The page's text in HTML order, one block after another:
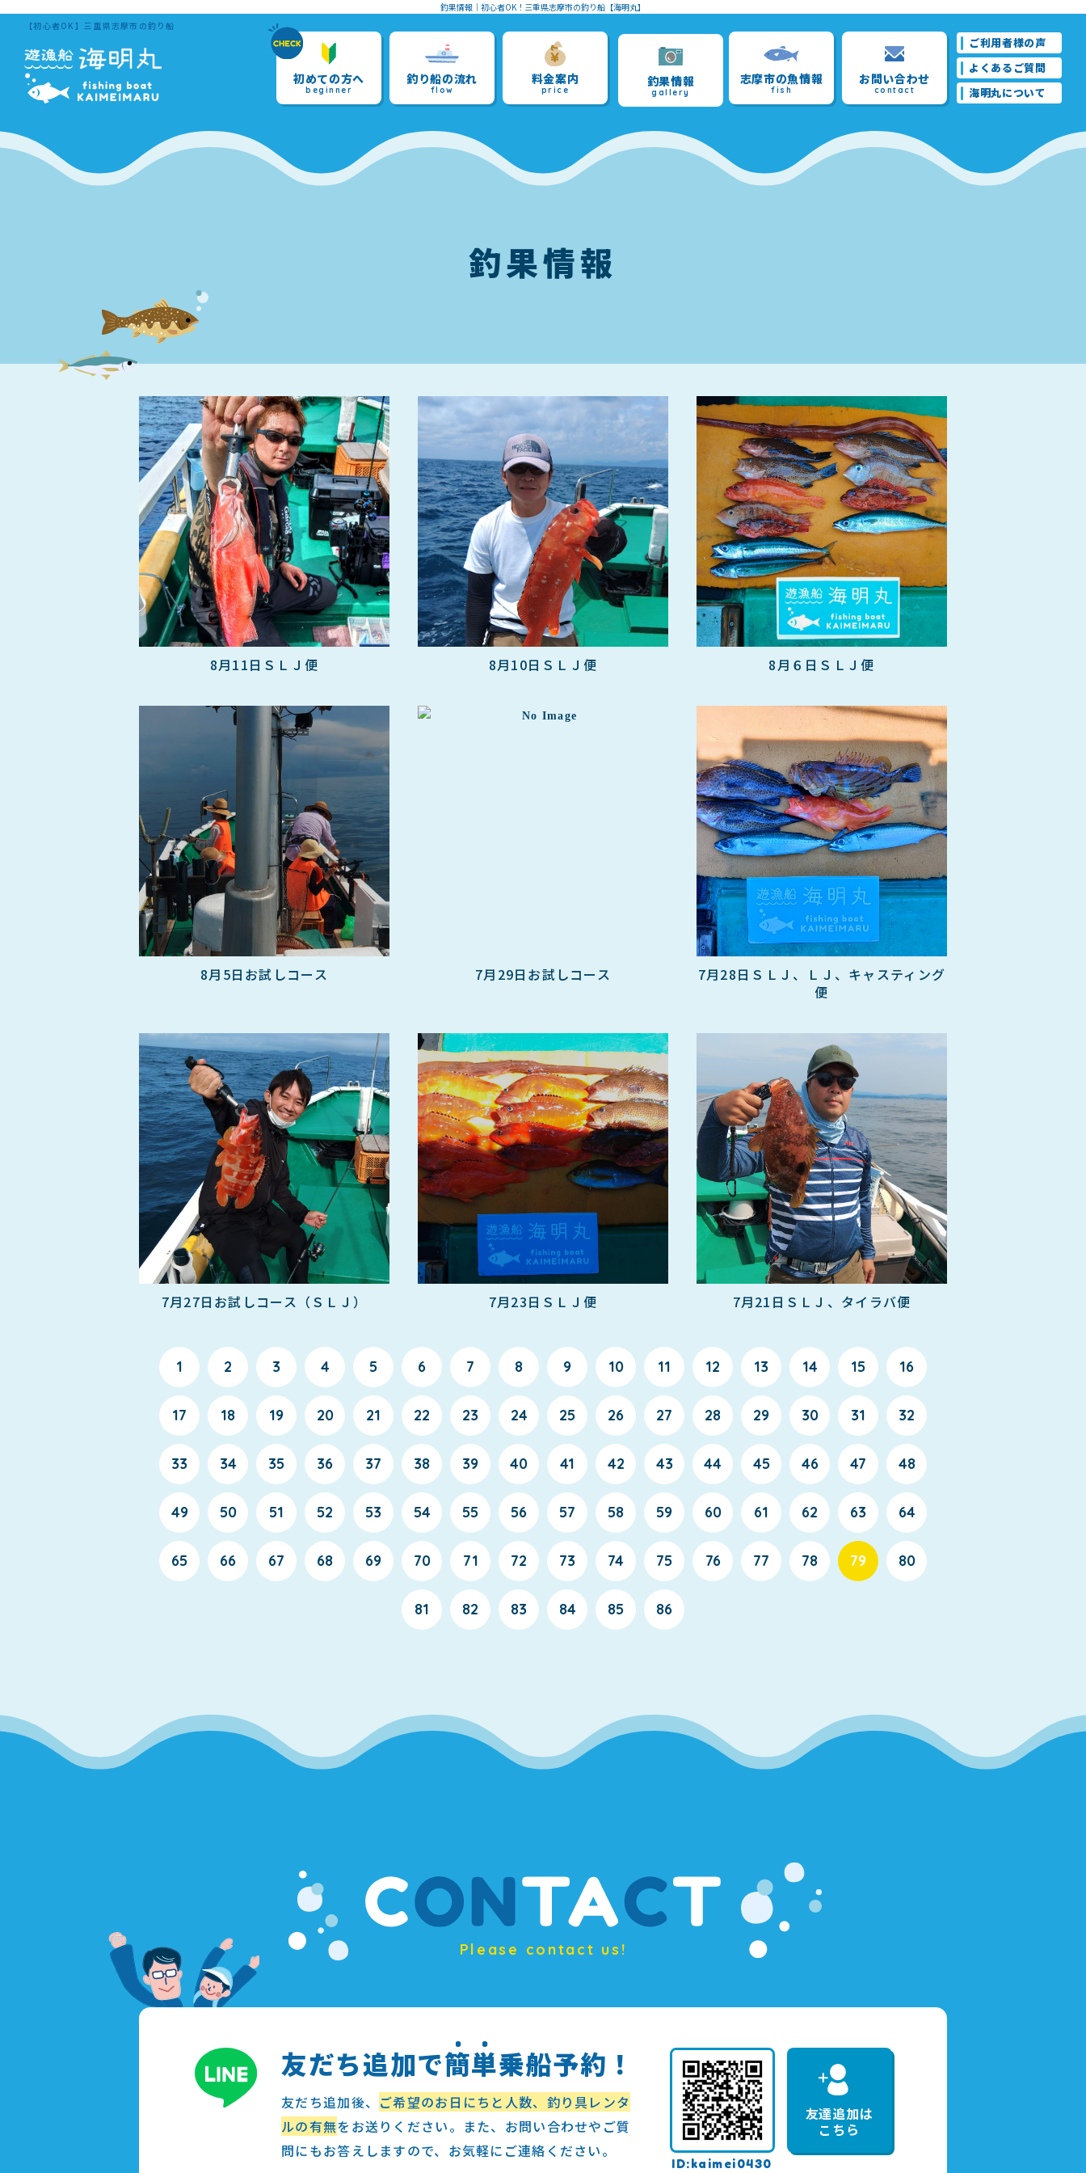
釣果情報 ｜初心者OK！三重県志摩市の釣り船【海明丸】
【初心者OK】三重県志摩市の釣り船
初めての方へ
beginner
釣り船の流れ
flow
料金案内
price
釣果情報
gallery
志摩市の魚情報
fish
お問い合わせ
contact
ご利用者様の声
よくあるご質問
海明丸について
釣果情報
8月11日ＳＬＪ便 8月10日ＳＬＪ便 8月６日ＳＬＪ便
8月5日お試しコース 7月29日お試しコース
7月28日ＳＬＪ、ＬＪ、キャスティング
便
7月27日お試しコース（ＳＬＪ） 7月23日ＳＬＪ便 7月21日ＳＬＪ、タイラバ便
1 2 3 4 5 6 7 8 9 10 11 12 13 14 15 16
17 18 19 20 21 22 23 24 25 26 27 28 29 30 31 32
33 34 35 36 37 38 39 40 41 42 43 44 45 46 47 48
49 50 51 52 53 54 55 56 57 58 59 60 61 62 63 64
65 66 67 68 69 70 71 72 73 74 75 76 77 78 79 80
81 82 83 84 85 86
Please contact us!
友だち追加で簡単乗船予約！
友だち追加後、 ご希望のお日にちと人数、釣り具レンタ
ルの有無をお送りください。また、お問い合わせやご質
問にもお答えしますので、お気軽にご連絡ください。
kaimei0430
友達追加は
こちら